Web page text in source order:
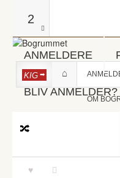
2
ANMELDERE
BLIV ANMELDER?
KIG
OM